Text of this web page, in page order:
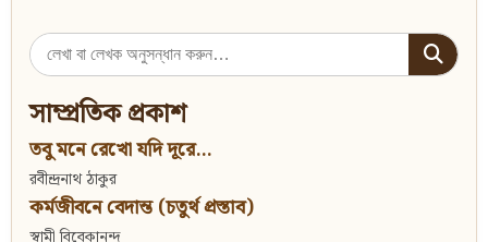
Search
for:
সাম্প্রতিক প্রকাশ
তবু মনে রেখো যদি দূরে...
রবীন্দ্রনাথ ঠাকুর
কর্মজীবনে বেদান্ত (চতুর্থ প্রস্তাব)